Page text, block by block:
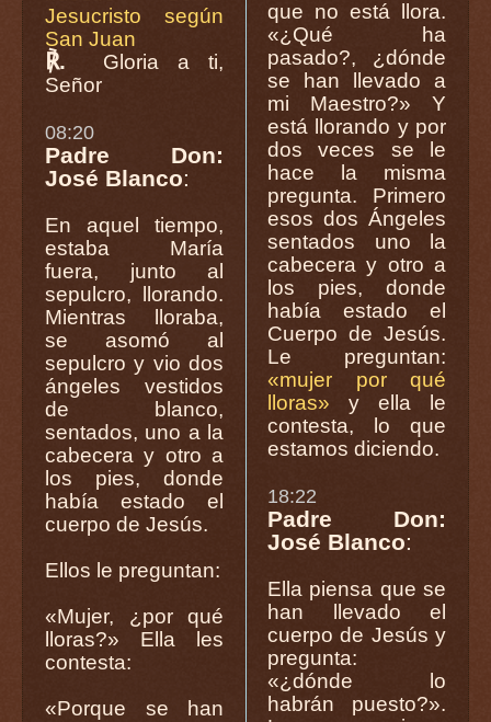
Jesucristo según
San Juan
℟.
Gloria a ti,
Señor
08:20
Padre Don:
José Blanco:
En aquel tiempo,
estaba María
fuera, junto al
sepulcro, llorando.
Mientras lloraba,
se asomó al
sepulcro y vio dos
ángeles vestidos
de blanco,
sentados, uno a la
cabecera y otro a
los pies, donde
había estado el
cuerpo de Jesús.
Ellos le preguntan:
«Mujer, ¿por qué
lloras?» Ella les
contesta:
«Porque se han
que no está llora.
«¿Qué ha
pasado?, ¿dónde
se han llevado a
mi Maestro?» Y
está llorando y por
dos veces se le
hace la misma
pregunta. Primero
esos dos Ángeles
sentados uno la
cabecera y otro a
los pies, donde
había estado el
Cuerpo de Jesús.
Le preguntan:
«mujer por qué
lloras» y ella le
contesta, lo que
estamos diciendo.
18:22
Padre Don:
José Blanco:
Ella piensa que se
han llevado el
cuerpo de Jesús y
pregunta:
«¿dónde lo
habrán puesto?».